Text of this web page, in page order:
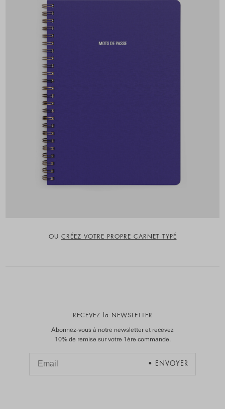
OU CRÉEZ VOTRE PROPRE CARNET TYPÉ
RECEVEZ la NEWSLETTER
Abonnez-vous à notre newsletter et recevez
10% de remise sur votre 1ère commande.